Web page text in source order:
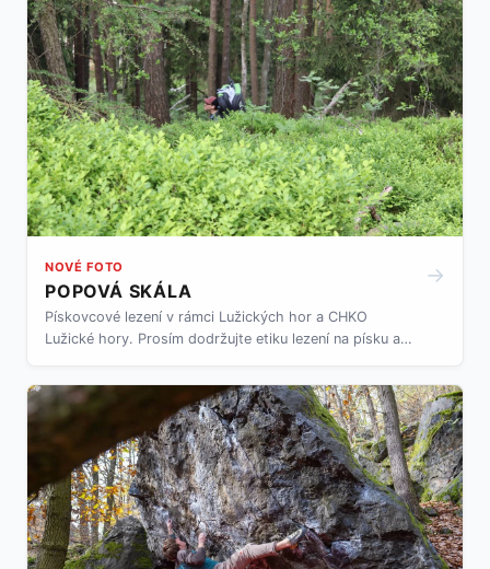
NOVÉ FOTO
POPOVÁ SKÁLA
Pískovcové lezení v rámci Lužických hor a CHKO
Lužické hory. Prosím dodržujte etiku lezení na písku a
→